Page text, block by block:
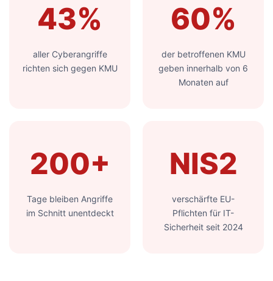
43%
aller Cyberangriffe
richten sich gegen KMU
60%
der betroffenen KMU
geben innerhalb von 6
Monaten auf
200+
Tage bleiben Angriffe
im Schnitt unentdeckt
NIS2
verschärfte EU-
Pflichten für IT-
Sicherheit seit 2024